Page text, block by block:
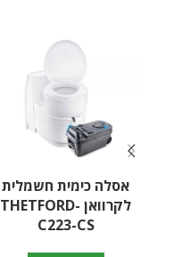
אסלה כימית חשמלית
לקרוואן THETFORD-
C223-CS